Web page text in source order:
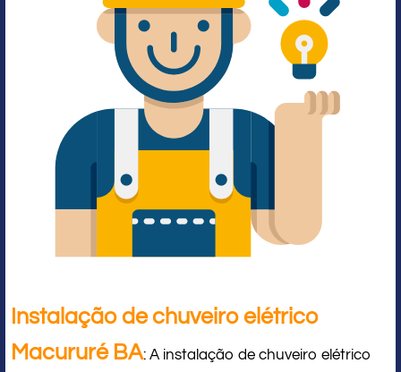
Instalação de chuveiro elétrico
Macururé BA: A instalação de chuveiro elétrico